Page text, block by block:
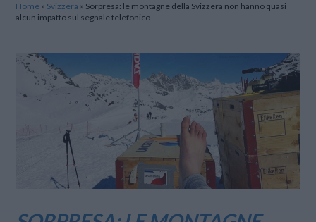
Home » Svizzera » Sorpresa: le montagne della Svizzera non hanno quasi
alcun impatto sul segnale telefonico